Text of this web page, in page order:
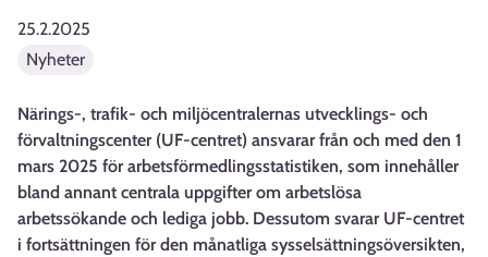
25.2.2025
Nyheter
Närings-, trafik- och miljöcentralernas utvecklings- och
förvaltningscenter (UF-centret) ansvarar från och med den 1
mars 2025 för arbetsförmedlingsstatistiken, som innehåller
bland annant centrala uppgifter om arbetslösa
arbetssökande och lediga jobb. Dessutom svarar UF-centret
i fortsättningen för den månatliga sysselsättningsöversikten,